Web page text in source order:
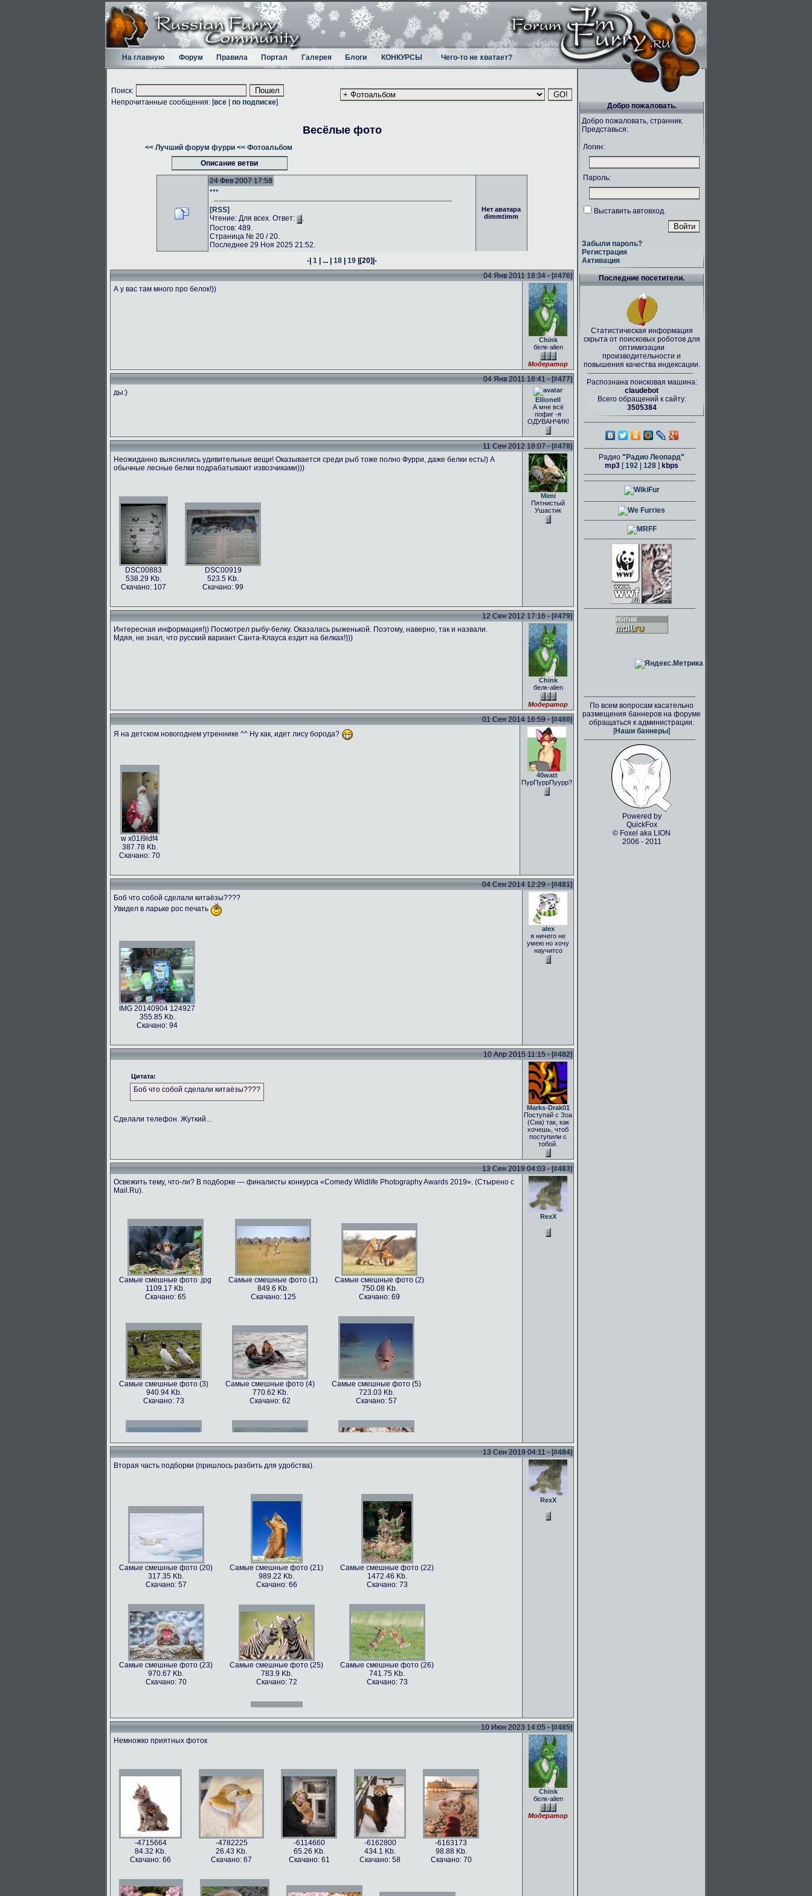
На главную Форум Правила Портал Галерея Блоги КОНКУРСЫ Чего-то не хватает?
Поиск:
Непрочитанные сообщения: [все по подписке]
Весёлые фото
<< Лучший форум фурри << Фотоальбом
Описание ветви
24 Фев 2007 17:58
Нет аватара
dimmtimm
***
[RSS]
Чтение: Для всех. Ответ:
.
Постов: 489.
Страница № 20 / 20.
Последнее 29 Ноя 2025 21:52.
-| 1 | ... | 18 | 19 |[20]|-
04 Янв 2011 18:34 - [#476]
А у вас там много про белок!))
Chink
белк-alien
Модератор
04 Янв 2011 18:41 - [#477]
ды:)
Ellionell
А мне всё
пофиг -я
ОДУВАНЧИК!
11 Сен 2012 18:07 - [#478]
Неожиданно выяснились удивительные вещи! Оказывается среди рыб тоже полно Фурри, даже белки есть!) А
обычные лесные белки подрабатывают извозчиками)))
DSC00883
538.29 Kb.
Скачано: 107
DSC00919
523.5 Kb.
Скачано: 99
Mimi
Пятнистый
Ушастик
12 Сен 2012 17:16 - [#479]
Интересная информация!)) Посмотрел рыбу-белку. Оказалась рыженькой. Поэтому, наверно, так и назвали.
Мдяя, не знал, что русский вариант Санта-Клауса ездит на белках!)))
Chink
белк-alien
Модератор
01 Сен 2014 16:59 - [#480]
Я на детском новогоднем утреннике ^^ Ну как, идет лису борода?
w x01I9ldf4
387.78 Kb.
Скачано: 70
40watt
ПурПуррПуурр?
04 Сен 2014 12:29 - [#481]
Боб что собой сделали китаёзы????
Увидел в ларьке рос печать
IMG 20140904 124927
355.85 Kb.
Скачано: 94
alex
я ничего не
умею но хочу
научитсо
10 Апр 2015 11:15 - [#482]
Цитата:
Боб что собой сделали китаёзы????
Сделали телефон. Жуткий...
Marks-Drak01
Поступай с Зоа
(Сиа) так, как
хочешь, чтоб
поступили с
тобой.
13 Сен 2019 04:03 - [#483]
Освежить тему, что-ли? В подборке — финалисты конкурса «Comedy Wildlife Photography Awards 2019». (Стырено с
Mail.Ru).
Самые смешные фото .jpg
1109.17 Kb.
Скачано: 65
Самые смешные фото (1)
849.6 Kb.
Скачано: 125
Самые смешные фото (2)
750.08 Kb.
Скачано: 69
Самые смешные фото (3)
940.94 Kb.
Скачано: 73
Самые смешные фото (4)
770.62 Kb.
Скачано: 62
Самые смешные фото (5)
723.03 Kb.
Скачано: 57
Самые смешные фото (9)
562.79 Kb.
Самые смешные фото (10)
899.22 Kb.
Самые смешные фото (11)
814.79 Kb.
996.47 Kb.
Скачано: 71
Самые смешные фото (15)
809.97 Kb.
Скачано: 68
Самые смешные фото (16)
674.29 Kb.
Скачано: 79
Самые смешные фото (17)
213.46 Kb.
Скачано: 66
RexX
13 Сен 2019 04:11 - [#484]
Вторая часть подборки (пришлось разбить для удобства).
Самые смешные фото (20)
317.35 Kb.
Скачано: 57
Самые смешные фото (21)
989.22 Kb.
Скачано: 66
Самые смешные фото (22)
1472.46 Kb.
Скачано: 73
Самые смешные фото (23)
970.67 Kb.
Скачано: 70
Самые смешные фото (25)
783.9 Kb.
Скачано: 72
Самые смешные фото (26)
741.75 Kb.
Скачано: 73
Самые смешные фото (27)
Скачано: 61
Самые смешные фото (28)
1158.5 Kb.
Скачано: 76
Самые смешные фото (30)
1018.75 Kb.
Скачано: 75
Самые смешные фото (31)
626.42 Kb.
Скачано: 77
Самые смешные фото (33)
1054 Kb.
Скачано: 85
Скачано: 67
RexX
10 Июн 2023 14:05 - [#485]
Немножко приятных фоток
-4715664
84.32 Kb.
Скачано: 66
-4782225
26.43 Kb.
Скачано: 67
-6114660
65.26 Kb.
Скачано: 61
-6162800
434.1 Kb.
Скачано: 58
-6163173
98.88 Kb.
Скачано: 70
Chink
белк-alien
Модератор
Добро пожаловать.
Добро пожаловать, странник.
Представься:
Логин:
Пароль:
Выставить автовход.
Забыли пароль?
Регистрация
Активация
Последние посетители.
Статистическая информация
скрыта от поисковых роботов для
оптимизации
производительности и
повышения качества индексации.
Распознана поисковая машина:
claudebot
Всего обращений к сайту:
3505384
Радио " Радио Леопард"
mp3 [192 128 ] kbps
По всем вопросам касательно
размещения баннеров на форуме
обращаться к администрации.
[Наши баннеры]
Powered by
QuickFox
© Foxel aka LION
2006 - 2011